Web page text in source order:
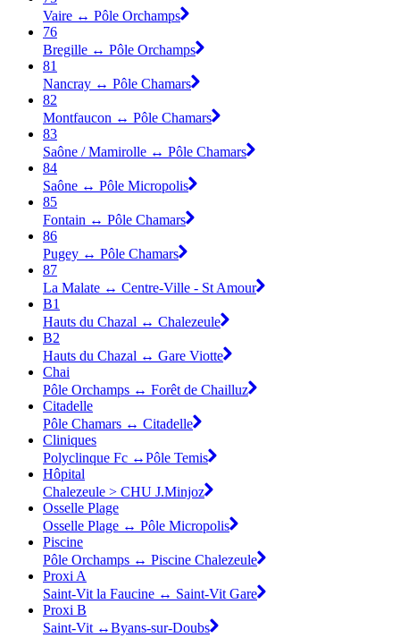
Vaire ↔ Pôle Orchamps
76
Bregille ↔ Pôle Orchamps
81
Nancray ↔ Pôle Chamars
82
Montfaucon ↔ Pôle Chamars
83
Saône / Mamirolle ↔ Pôle Chamars
84
Saône ↔ Pôle Micropolis
85
Fontain ↔ Pôle Chamars
86
Pugey ↔ Pôle Chamars
87
La Malate ↔ Centre-Ville - St Amour
B1
Hauts du Chazal ↔ Chalezeule
B2
Hauts du Chazal ↔ Gare Viotte
Chai
Pôle Orchamps ↔ Forêt de Chailluz
Citadelle
Pôle Chamars ↔ Citadelle
Cliniques
Polyclinque Fc ↔Pôle Temis
Hôpital
Chalezeule > CHU J.Minjoz
Osselle Plage
Osselle Plage ↔ Pôle Micropolis
Piscine
Pôle Orchamps ↔ Piscine Chalezeule
Proxi A
Saint-Vit la Faucine ↔ Saint-Vit Gare
Proxi B
Saint-Vit ↔Byans-sur-Doubs